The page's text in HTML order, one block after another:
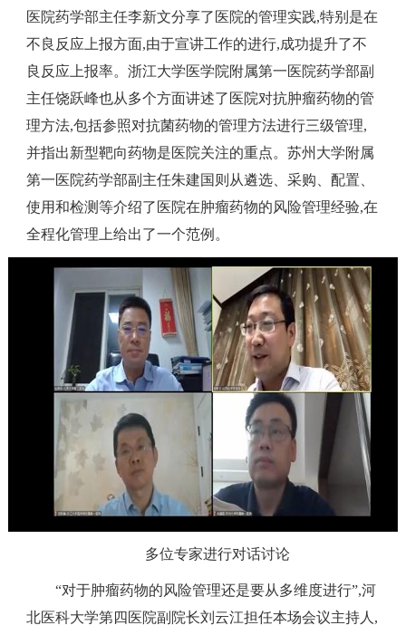
医院药学部主任李新文分享了医院的管理实践,特别是在
不良反应上报方面,由于宣讲工作的进行,成功提升了不
良反应上报率。浙江大学医学院附属第一医院药学部副
主任饶跃峰也从多个方面讲述了医院对抗肿瘤药物的管
理方法,包括参照对抗菌药物的管理方法进行三级管理,
并指出新型靶向药物是医院关注的重点。苏州大学附属
第一医院药学部副主任朱建国则从遴选、采购、配置、
使用和检测等介绍了医院在肿瘤药物的风险管理经验,在
全程化管理上给出了一个范例。
多位专家进行对话讨论
“对于肿瘤药物的风险管理还是要从多维度进行”,河
北医科大学第四医院副院长刘云江担任本场会议主持人,